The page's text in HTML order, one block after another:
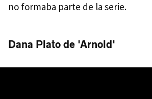
no formaba parte de la serie.
Dana Plato de 'Arnold'